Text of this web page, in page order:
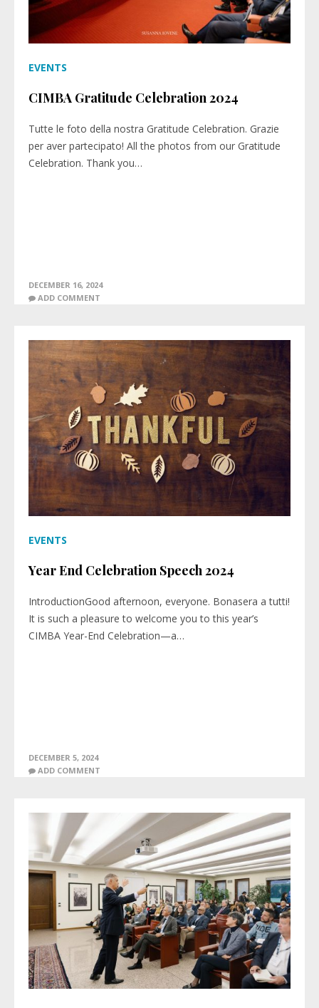
EVENTS
CIMBA Gratitude Celebration 2024
Tutte le foto della nostra Gratitude Celebration. Grazie
per aver partecipato! All the photos from our Gratitude
Celebration. Thank you…
DECEMBER 16, 2024
ADD COMMENT
EVENTS
Year End Celebration Speech 2024
IntroductionGood afternoon, everyone. Bonasera a tutti!
It is such a pleasure to welcome you to this year’s
CIMBA Year-End Celebration—a…
DECEMBER 5, 2024
ADD COMMENT